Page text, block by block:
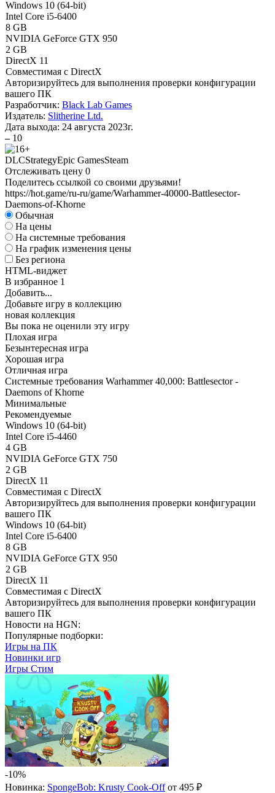
Windows 10 (64-bit)
Intel Core i5-6400
8 GB
NVIDIA GeForce GTX 950
2 GB
DirectX 11
Совместимая с DirectX
Авторизируйтесь для выполнения проверки конфигурации
вашего ПК
Разработчик: Black Lab Games
Издатель: Slitherine Ltd.
Дата выхода: 24 августа 2023г.
– 10
DLCStrategyEpic GamesSteam
Отслеживать цену 0
Поделитесь ссылкой со своими друзьями!
https://hot.game/ru-ru/game/Warhammer-40000-Battlesector-
Daemons-of-Khorne
Обычная
На цены
На системные требования
На график изменения цены
Без региона
HTML-виджет
В избранное 1
Добавить...
Добавьте игру в коллекцию
новая коллекция
Вы пока не оценили эту игру
Плохая игра
Безынтересная игра
Хорошая игра
Отличная игра
Системные требования Warhammer 40,000: Battlesector -
Daemons of Khorne
Минимальные
Рекомендуемые
Windows 10 (64-bit)
Intel Core i5-4460
4 GB
NVIDIA GeForce GTX 750
2 GB
DirectX 11
Совместимая с DirectX
Авторизируйтесь для выполнения проверки конфигурации
вашего ПК
Windows 10 (64-bit)
Intel Core i5-6400
8 GB
NVIDIA GeForce GTX 950
2 GB
DirectX 11
Совместимая с DirectX
Авторизируйтесь для выполнения проверки конфигурации
вашего ПК
Новости на HGN:
Популярные подборки:
Игры на ПК
Новинки игр
Игры Стим
-10%
Новинка: SpongeBob: Krusty Cook-Offот 495 ₽